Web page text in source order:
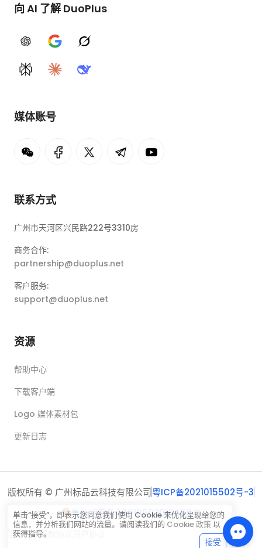
向 AI 了解 DuoPlus
ChatGPTGoogle AIGrok
PerplexityClaudeDeepSeek
媒体账号
联系方式
广州市天河区兴民路222号3310房
商务合作:
partnership@duoplus.net
客户服务:
support@duoplus.net
资源
帮助中心
下载客户端
Logo 媒体素材包
更新日志
版权所有 © 广州标品云科技有限公司粤ICP备2021015502号-3
粤公网安备44010602016460号
隐私政策退款协议
单击“接受”，即表示您同意我们使用 Cookie 来优化呈现给您的
信息，并分析我们网站的流量。请阅读我们的 Cookie 政策 以
获得指导。
接受